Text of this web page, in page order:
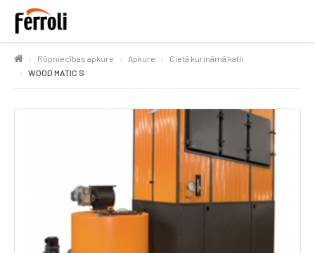
Rūpniecības apkure Apkure
Cietā kurināmā katli
WOOD MATIC S